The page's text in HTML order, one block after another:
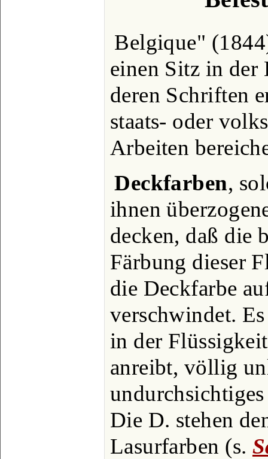
Belgique"
einen Sitz in der
deren Schriften
staats- oder
Arbeiten
Deckfarben,
ihnen
decken, daß die
Färbung dieser
die Deckfarbe
verschwindet.
in der
anreibt, völlig
Die D. stehen
Lasurfarben (s.